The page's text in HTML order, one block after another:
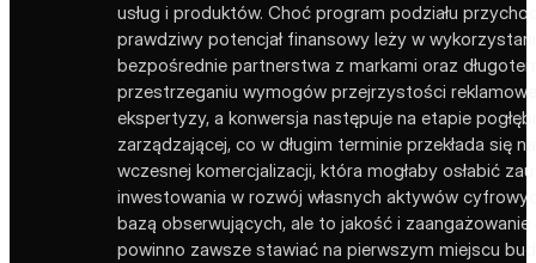
usług i produktów. Choć program podziału
prawdziwy potencjał finansowy leży w
bezpośrednie partnerstwa z markami oraz
przestrzeganiu wymogów przejrzystości
ekspertyzy, a konwersja następuje na etapie
zarządzającej, co w długim terminie przekłada
wczesnej komercjalizacji, która mogłaby osłabić
inwestowania w rozwój własnych aktywów
bazą obserwujących, ale to jakość i
powinno zawsze stawiać na pierwszym miejscu